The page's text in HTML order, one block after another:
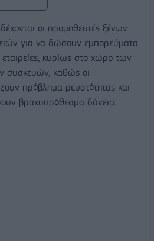
οι προμηθευτές ξένων
για να δώσουν εμπορεύματα
εταιρείες, κυρίως στο χώρο των
συσκευών, καθώς οι
πρόβλημα ρευστότητας και
βραχυπρόθεσμα δάνεια.